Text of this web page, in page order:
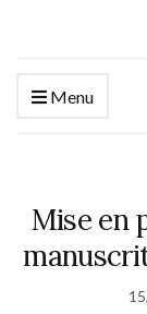
Menu
Mise en